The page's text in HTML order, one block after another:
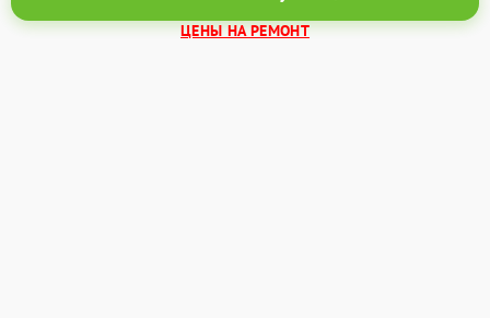
ЦЕНЫ НА РЕМОНТ